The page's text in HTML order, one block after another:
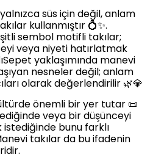
süs için değil, anlam
kullanmıştır 💍✨.
sembol motifli takılar;
veya niyeti hatırlatmak
yaklaşımında manevi
nesneler değil; anlam
olarak değerlendirilir 🌿💎
önemli bir yer tutar 📜
veya bir düşünceyi
bunu farklı
takılar da bu ifadenin